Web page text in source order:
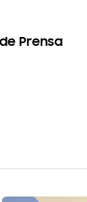
Prensa